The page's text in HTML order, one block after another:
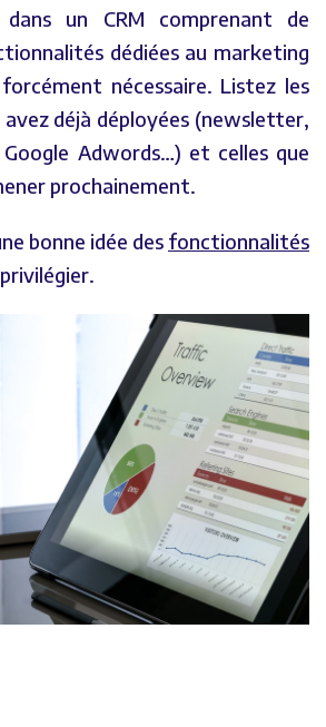
dans un CRM comprenant de
dédiées au marketing
nécessaire. Listez les
déjà déployées (newsletter,
Google Adwords…) et celles que
prochainement.
bonne idée des fonctionnalités